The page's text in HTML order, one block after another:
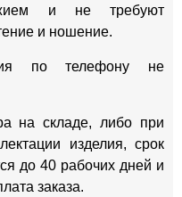
и не требуют
и ношение.
по телефону не
на складе, либо при
изделия, срок
до 40 рабочих дней и
заказа.